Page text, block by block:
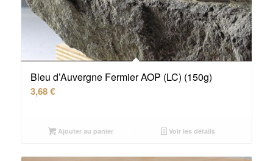
Bleu d’Auvergne Fermier AOP (LC) (150g)
3,68€
Ajouter au panier Voir les détails